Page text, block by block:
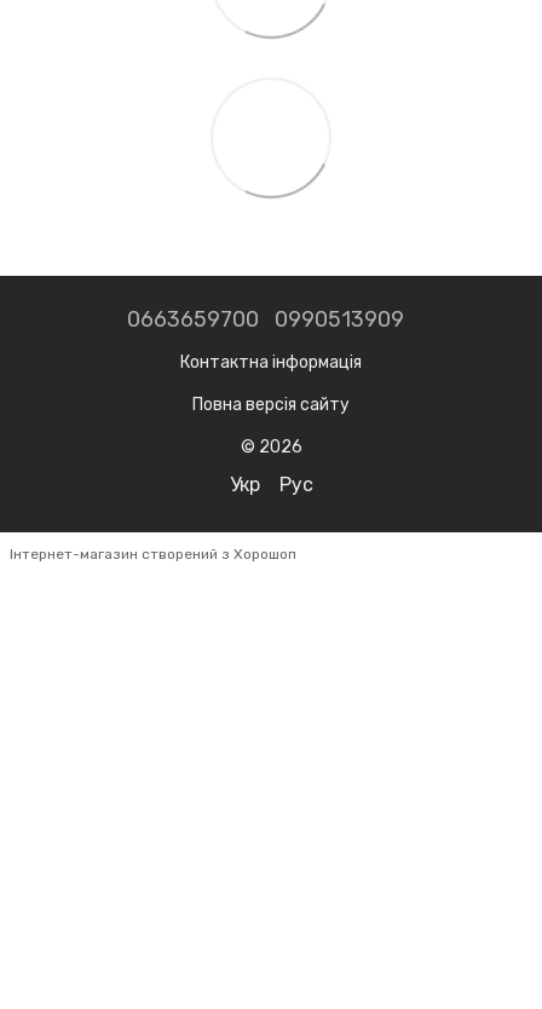
0663659700 0990513909
Контактна інформація
Повна версія сайту
© 2026
Укр Рус
Інтернет-магазин створений з Хорошоп